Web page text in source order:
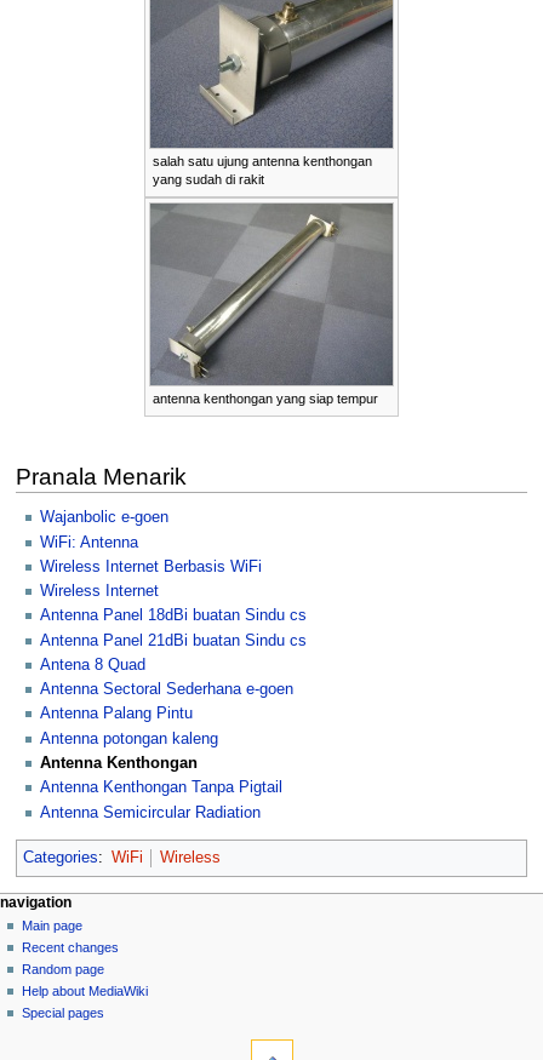
salah satu ujung antenna kenthongan
yang sudah di rakit
antenna kenthongan yang siap tempur
Pranala Menarik
Wajanbolic e-goen
WiFi: Antenna
Wireless Internet Berbasis WiFi
Wireless Internet
Antenna Panel 18dBi buatan Sindu cs
Antenna Panel 21dBi buatan Sindu cs
Antena 8 Quad
Antenna Sectoral Sederhana e-goen
Antenna Palang Pintu
Antenna potongan kaleng
Antenna Kenthongan
Antenna Kenthongan Tanpa Pigtail
Antenna Semicircular Radiation
Categories: WiFi Wireless
N
a
v
g
page actions
page
discussion
read
view
source
personal tools
log
in
navigation
Main page
Recent changes
Random page
Help about MediaWiki
Special pages